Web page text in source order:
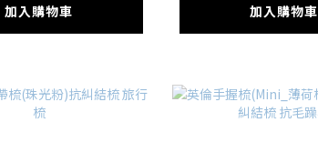
加入購物車
加入購物車